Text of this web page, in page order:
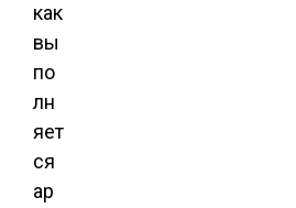
как
вы
по
лн
яет
ся
ар